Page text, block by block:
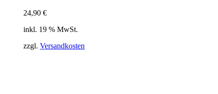
24,90 €
inkl. 19 % MwSt.
zzgl. Versandkosten